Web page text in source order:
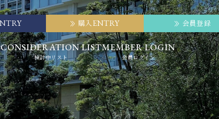
購入ENTRY 会員登録
CONSIDERATION LIST
検討中リスト
MEMBER LOGIN
会員ログイン